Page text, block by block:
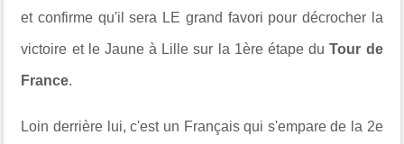
et confirme qu'il sera LE grand favori pour décrocher la
victoire et le Jaune à Lille sur la 1ère étape duTour de
France.
Loin derrière lui, c'est un Français qui s'empare de la 2e